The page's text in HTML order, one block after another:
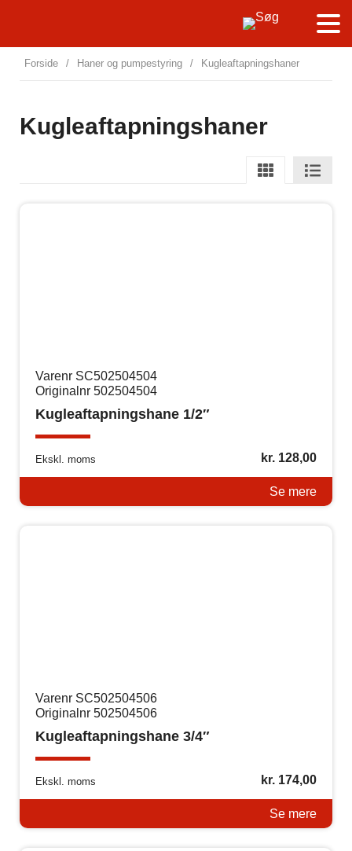
Forside / Haner og pumpestyring / Kugleaftapningshaner
Kugleaftapningshaner
Varenr SC502504504
Originalnr 502504504
Kugleaftapningshane 1/2″
Ekskl. moms kr.128,00
Se mere
Varenr SC502504506
Originalnr 502504506
Kugleaftapningshane 3/4″
Ekskl. moms kr.174,00
Se mere